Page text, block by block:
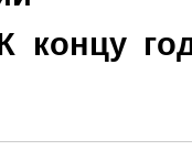
концу